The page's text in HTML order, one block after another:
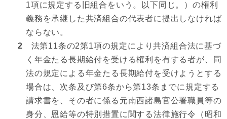
1項に規定する旧組合をいう。以下同じ。）の権利
義務を承継した共済組合の代表者に提出しなければ
ならない。
2 法第11条の2第1項の規定により共済組合法に基づ
く年金たる長期給付を受ける権利を有する者が、同
法の規定による年金たる長期給付を受けようとする
場合は、次条及び第6条から第13条までに規定する
請求書を、その者に係る元南西諸島官公署職員等の
身分、恩給等の特別措置に関する法律施行令（昭和